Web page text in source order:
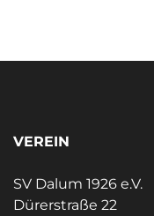
VEREIN
SV Dalum 1926 e.V.
Dürerstraße 22